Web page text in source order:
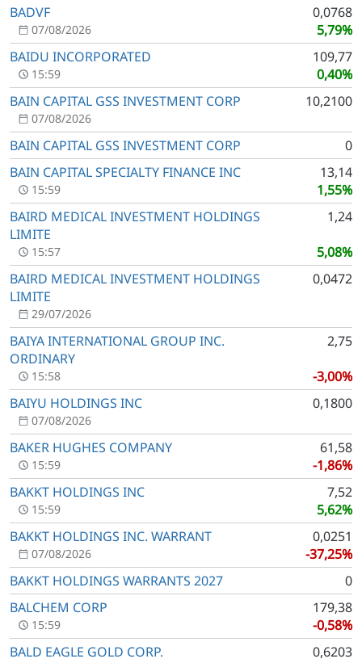
BADVF
0,0768
5,79%
07/08/2026
BAIDU INCORPORATED
109,77
0,40%
15:59
BAIN CAPITAL GSS INVESTMENT CORP 10,2100
07/08/2026
BAIN CAPITAL GSS INVESTMENT CORP
0
BAIN CAPITAL SPECIALTY FINANCE INC
13,14
1,55%
15:59
BAIRD MEDICAL INVESTMENT HOLDINGS
LIMITE
1,24
5,08%
15:57
BAIRD MEDICAL INVESTMENT HOLDINGS
LIMITE
0,0472
29/07/2026
BAIYA INTERNATIONAL GROUP INC.
ORDINARY
2,75
-3,00%
15:58
BAIYU HOLDINGS INC 0,1800
07/08/2026
BAKER HUGHES COMPANY
61,58
-1,86%
15:59
BAKKT HOLDINGS INC
7,52
5,62%
15:59
BAKKT HOLDINGS INC. WARRANT
0,0251
-37,25%
07/08/2026
BAKKT HOLDINGS WARRANTS 2027
0
BALCHEM CORP
179,38
-0,58%
15:59
BALD EAGLE GOLD CORP.
0,6203